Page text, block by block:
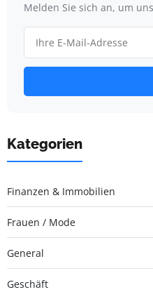
Melden Sie sich an, um
Kategorien
Finanzen & Immobilien
Frauen / Mode
General
Geschäft